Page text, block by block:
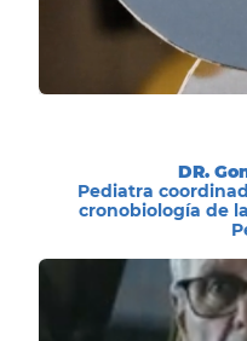
DR.
Pediatra
cronobiología de